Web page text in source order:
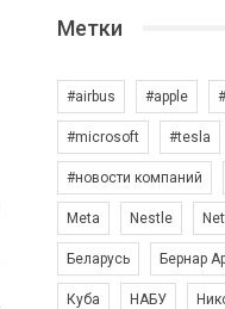
Метки
#airbus #apple
#microsoft #tesla
#новости компаний
Meta Nestle
Беларусь Бернар
Куба НАБУ